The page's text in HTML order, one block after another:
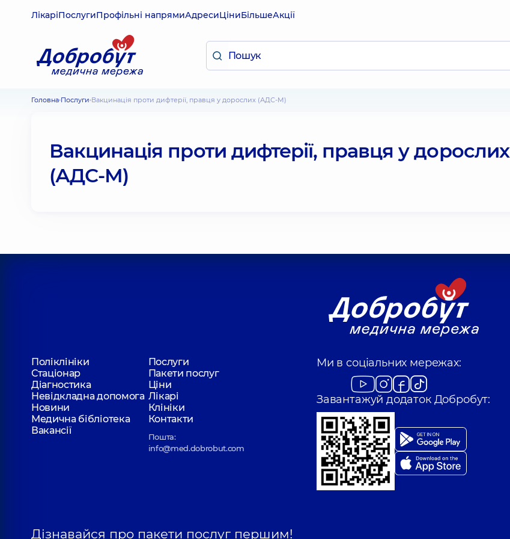
ЛікаріПослугиПрофільні напрямиАдресиЦіниБільшеАкції
Головна Послуги Вакцинація проти дифтерії, правця у дорослих (АДС-М)
Вакцинація проти дифтерії, правця у дорослих
(АДС-М)
Поліклініки
Послуги
Стаціонар
Пакети послуг
Діагностика
Ціни
Невідкладна допомога Лікарі
Новини
Клініки
Медична бібліотека
Контакти
Вакансії
Пошта:
info@med.dobrobut.com
Ми в соціальних мережах:
Завантажуй додаток Добробут:
Дізнавайся про пакети послуг першим!